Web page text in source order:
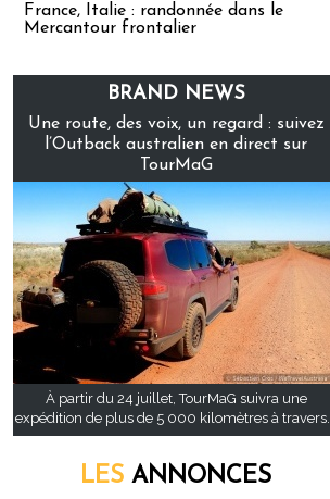
France, Italie : randonnée dans le
Mercantour frontalier
BRAND NEWS
Une route, des voix, un regard : suivez
l’Outback australien en direct sur
TourMaG
À partir du 24 juillet, TourMaG suivra une
expédition de plus de 5 000 kilomètres à travers...
LES ANNONCES